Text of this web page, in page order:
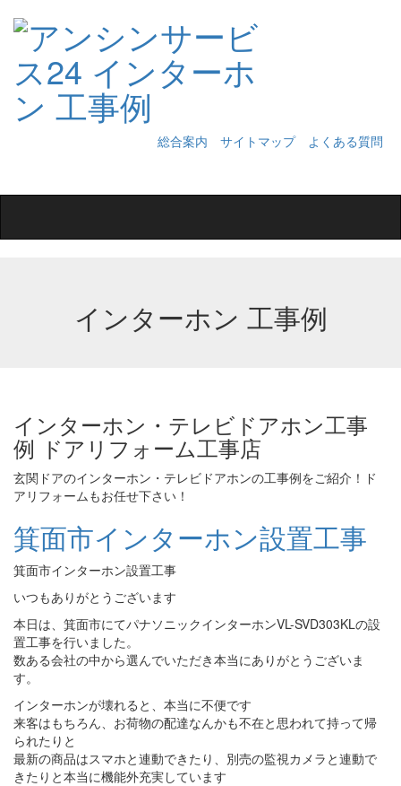
総合案内 サイトマップ
よくある質問
インターホン 工事例
インターホン・テレビドアホン工事
例 ドアリフォーム工事店
玄関ドアのインターホン・テレビドアホンの工事例をご紹介！ド
アリフォームもお任せ下さい！
箕面市インターホン設置工事
箕面市インターホン設置工事
いつもありがとうございます
本日は、箕面市にてパナソニックインターホンVL-SVD303KLの設
置工事を行いました。
数ある会社の中から選んでいただき本当にありがとうございま
す。
インターホンが壊れると、本当に不便です
来客はもちろん、お荷物の配達なんかも不在と思われて持って帰
られたりと
最新の商品はスマホと連動できたり、別売の監視カメラと連動で
きたりと本当に機能外充実しています